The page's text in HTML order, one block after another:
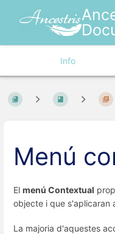
Info
Menú
El menú Contextual
objecte i que s'aplicaran
La majoria d'aquestes